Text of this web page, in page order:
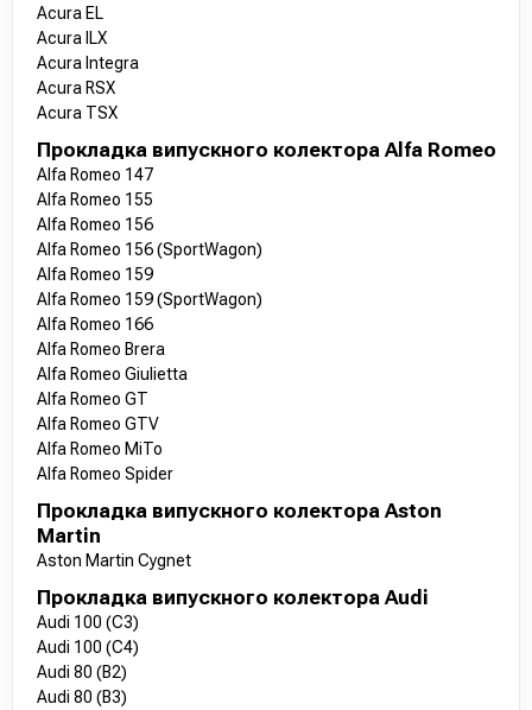
Acura EL
Acura ILX
Acura Integra
Acura RSX
Acura TSX
Прокладка випускного колектора Alfa Romeo
Alfa Romeo 147
Alfa Romeo 155
Alfa Romeo 156
Alfa Romeo 156 (SportWagon)
Alfa Romeo 159
Alfa Romeo 159 (SportWagon)
Alfa Romeo 166
Alfa Romeo Brera
Alfa Romeo Giulietta
Alfa Romeo GT
Alfa Romeo GTV
Alfa Romeo MiTo
Alfa Romeo Spider
Прокладка випускного колектора Aston
Martin
Aston Martin Cygnet
Прокладка випускного колектора Audi
Audi 100 (C3)
Audi 100 (C4)
Audi 80 (B2)
Audi 80 (B3)